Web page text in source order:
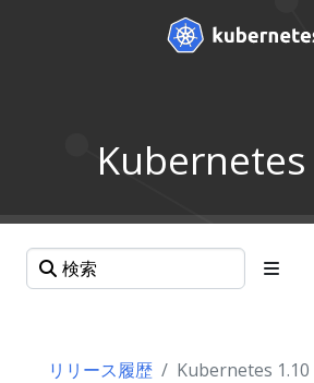
リリース履歴 Kubernetes 1.10